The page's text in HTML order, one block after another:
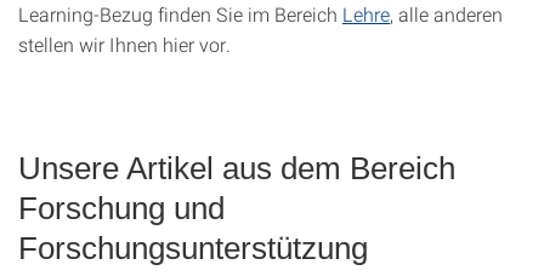
Learning-Bezug finden Sie im Bereich Lehre, alle anderen
stellen wir Ihnen hier vor.
Unsere Artikel aus dem Bereich
Forschung und
Forschungsunterstützung